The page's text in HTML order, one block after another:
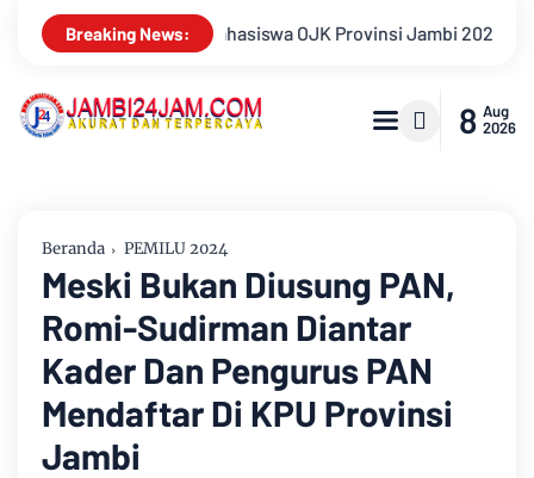
Breaking News:
Jambi 2026, Unjuk Kreativitas di Taman Banjuran Budayo,
8 Aug
2026
Beranda PEMILU 2024
Meski Bukan Diusung PAN,
Romi-Sudirman Diantar
Kader Dan Pengurus PAN
Mendaftar Di KPU Provinsi
Jambi